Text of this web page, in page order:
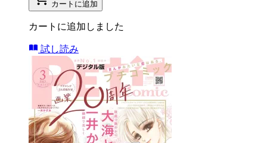
カートに追加
カートに追加しました
試し読み